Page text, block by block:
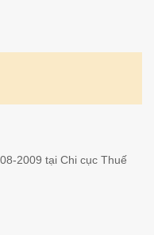
2009 tại Chi cục Thuế